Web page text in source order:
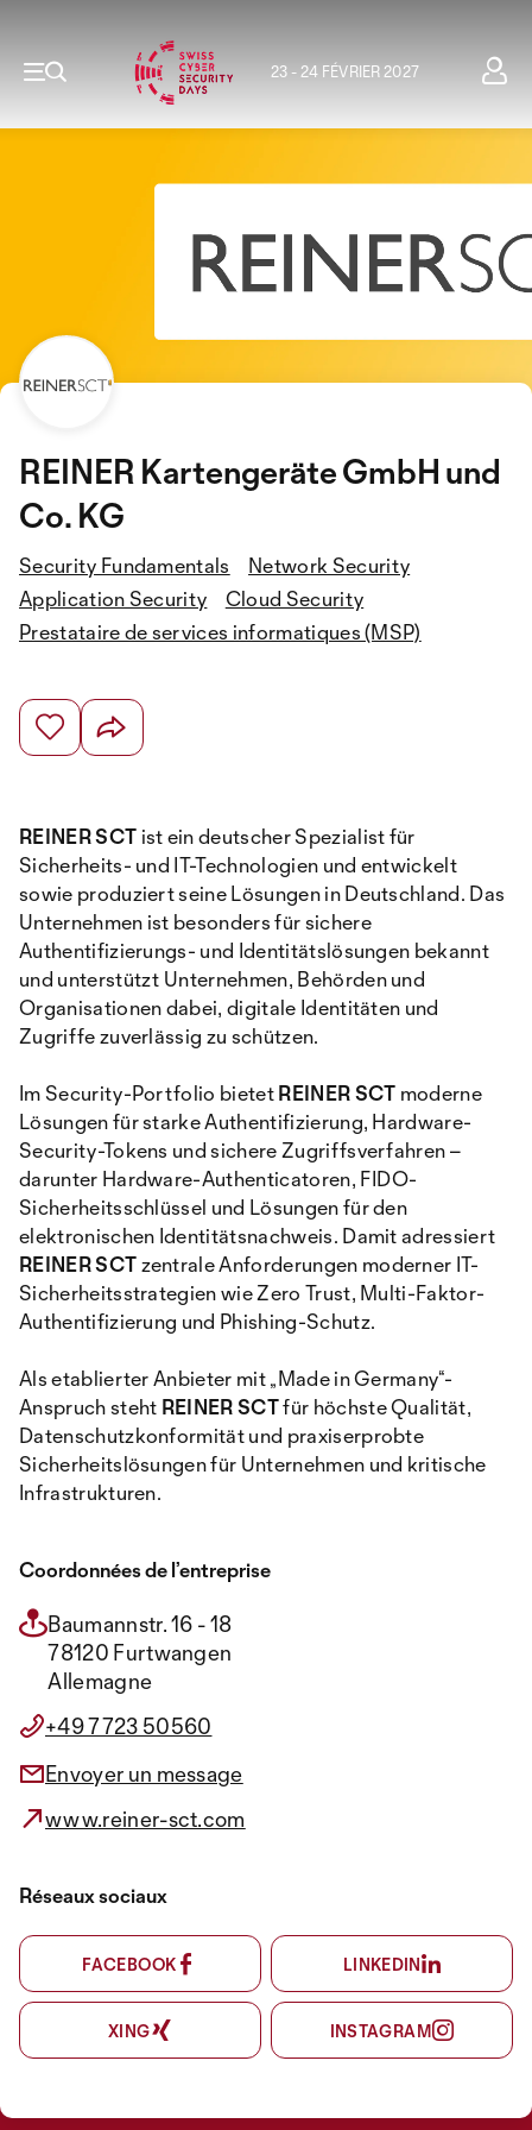
23 - 24 FÉVRIER 2027
REINER Kartengeräte GmbH und
Co. KG
Security Fundamentals
Network Security
Application Security
Cloud Security
Prestataire de services informatiques (MSP)
REINER SCT ist ein deutscher Spezialist für
Sicherheits- und IT-Technologien und entwickelt
sowie produziert seine Lösungen in Deutschland. Das
Unternehmen ist besonders für sichere
Authentifizierungs- und Identitätslösungen bekannt
und unterstützt Unternehmen, Behörden und
Organisationen dabei, digitale Identitäten und
Zugriffe zuverlässig zu schützen.
Im Security-Portfolio bietetREINER SCT moderne
Lösungen für starke Authentifizierung, Hardware-
Security-Tokens und sichere Zugriffsverfahren –
darunter Hardware-Authenticatoren, FIDO-
Sicherheitsschlüssel und Lösungen für den
elektronischen Identitätsnachweis. Damit adressiert
REINER SCTzentrale Anforderungen moderner IT-
Sicherheitsstrategien wie Zero Trust, Multi-Faktor-
Authentifizierung und Phishing-Schutz.
Als etablierter Anbieter mit „Made in Germany“-
Anspruch steht REINER SCTfür höchste Qualität,
Datenschutzkonformität und praxiserprobte
Sicherheitslösungen für Unternehmen und kritische
Infrastrukturen.
Coordonnées de l’entreprise
Baumannstr. 16 - 18
78120 Furtwangen
Allemagne
+49 7723 50560
Envoyer un message
www.reiner-sct.com
Réseaux sociaux
FACEBOOK LINKEDIN
XING INSTAGRAM